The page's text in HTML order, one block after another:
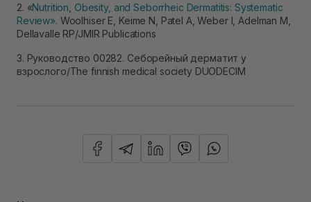
2. «Nutrition, Obesity, and Seborrheic Dermatitis: Systematic
Review». Woolhiser E, Keime N, Patel A, Weber I, Adelman M,
Dellavalle RP/JMIR Publications
3. Руководство 00282. Себорейный дерматит у
взрослого/The finnish medical society DUODECIM